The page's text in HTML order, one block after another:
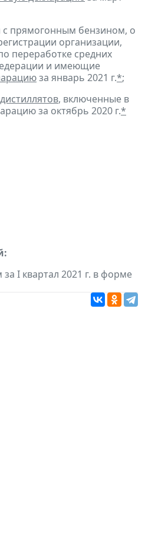
прямогонным бензином, о
организации,
переработке средних
и имеющие
за январь 2021 г.*;
, включенные в
за октябрь 2020 г.*
I квартал 2021 г. в форме